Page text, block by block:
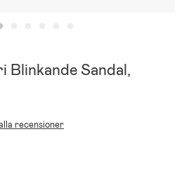
Sandal,
recensioner